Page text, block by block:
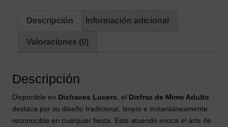
cantidad
Descripción Información adicional
Valoraciones (0)
Descripción
Disponible en Disfraces Lucero , el Disfraz de Mimo Adulto
destaca por su diseño tradicional, limpio e instantáneamente
reconocible en cualquier fiesta. Este atuendo evoca el arte de